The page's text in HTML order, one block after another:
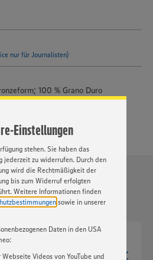
Einstellungen
unserer Website zu
Ihre Daten, um unsere
und Ihnen möglichst relevante
in die Nutzung von
ist freiwillig und kann
Bitte beachten Sie, dass auf
ggf. nicht mehr alle
stehen. Sie haben das
jederzeit zu widerrufen. Durch den
wird die Rechtmäßigkeit der
bis zum Widerruf erfolgten
Weitere Informationen finden
sowie in unserer
Daten in den USA
Videos von YouTube und
nur für Journalisten)
100 % Grano Duro
14 % Proteingehalt;
x 2705px